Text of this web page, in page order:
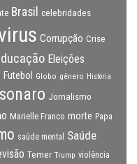
Brasil celebridades
Corrupção Crise
Eleições
Futebol Globo gênero História
Jornalismo
Marielle Franco morte Papa
saúde mental
Saúde
Temer Trump violência